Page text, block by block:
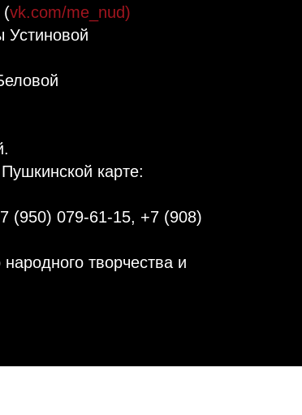
(vk.com/me_nud)
Устиновой
карте:
(950) 079-61-15, +7 (908)
творчества и